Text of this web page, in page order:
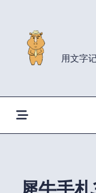
content
用文字